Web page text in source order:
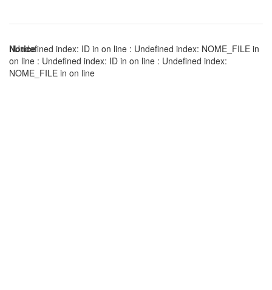
Notice
: Undefined index: ID in on line : Undefined index: NOME_FILE in
on line : Undefined index: ID in on line : Undefined index:
NOME_FILE in on line